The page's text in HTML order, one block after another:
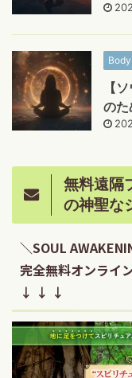
Body
【
のた
無料遠隔
の神聖な
＼SOUL
完全無料オンラ
↓ ↓ ↓